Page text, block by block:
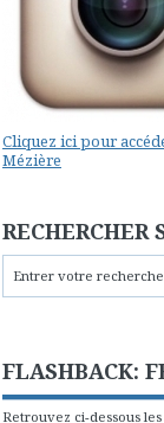
Cliquez ici pour
Mézière
RECHERCHER
FLASHBACK:
Retrouvez ci-dessous